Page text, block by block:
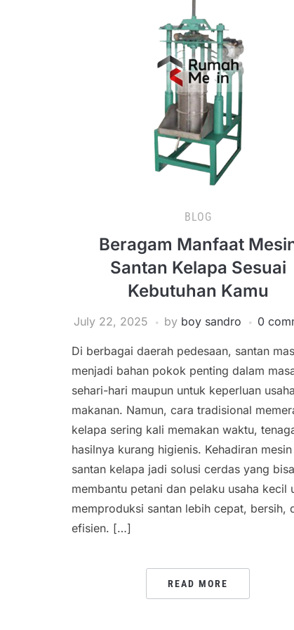
BLOG
Beragam Manfaat
Santan Kelapa Sesuai
Kebutuhan Kamu
July 22, 2025 by boy sandro 0
Di berbagai daerah pedesaan, santan
menjadi bahan pokok penting dalam
sehari-hari maupun untuk keperluan usaha
makanan. Namun, cara tradisional
kelapa sering kali memakan waktu,
hasilnya kurang higienis. Kehadiran mesin
santan kelapa jadi solusi cerdas yang bisa
membantu petani dan pelaku usaha kecil
memproduksi santan lebih cepat, bersih,
efisien. […]
READ MORE